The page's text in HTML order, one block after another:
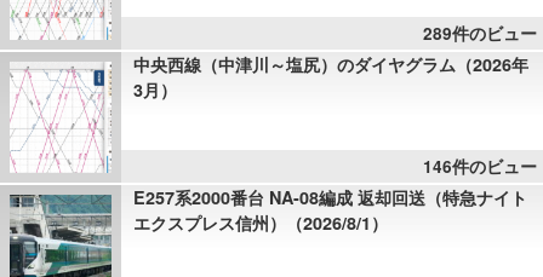
289件のビュー
中央西線（中津川～塩尻）のダイヤグラム（2026年
3月）
146件のビュー
E257系2000番台 NA-08編成 返却回送（特急ナイト
エクスプレス信州）（2026/8/1）